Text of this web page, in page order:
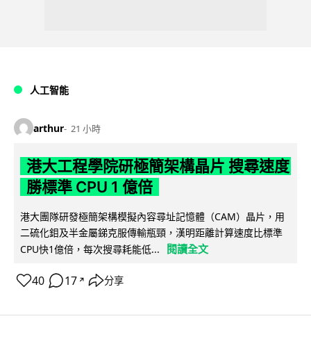
人工智能
arthur 21 小時
港大工程學院研極簡架構晶片 搜尋速度
勝標準 CPU 1 億倍
港大團隊研發極簡架構模擬內容尋址記憶體（CAM）晶片，用
二硫化鉬及半金屬銻克服傳輸瓶頸，漢明距離計算速度比標準
CPU快1億倍，每次搜尋耗能低...
閱讀全文
40 17 ↗ 分享